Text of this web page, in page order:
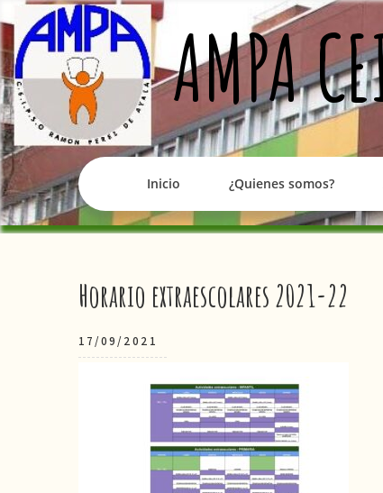
to
content
AMPA
Inicio ¿Quienes somos?
Horario extraescolares 2021-22
17/09/2021
Navegación
de
entradas